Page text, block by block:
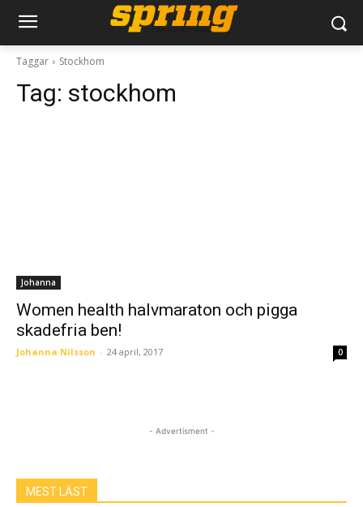
Taggar Stockhom
Tag: stockhom
Johanna
Women health halvmaraton och pigga
skadefria ben!
Johanna Nilsson - 24 april, 2017 0
- Advertisment -
MEST LÄST